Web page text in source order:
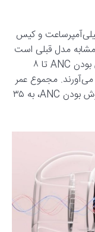
ظرفیت باتری هر هدفون ۵۵.۵ میلی‌آمپرساعت و کیس
مشابه مدل قبلی است
و به این معنی است که هدفون‌ها با خاموش بودن ANC تا ۸
تا ۵ ساعت دوام می‌آورند. مجموع عمر
باتری با احتساب کیس شارژ، در حالت خاموش بودن ANC، به ۳۵